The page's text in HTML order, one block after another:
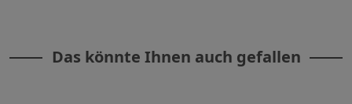
Das könnte Ihnen auch gefallen